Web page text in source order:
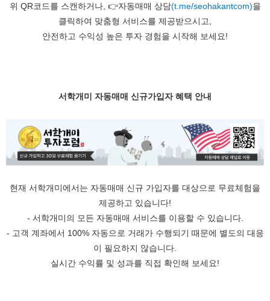
위 QR코드를 스캔하거나, 👉자동매매 상담(t.me/seohakantcom)을
클릭하여 맞춤형 서비스를 제공받으시고,
안전하고 수익성 높은 투자 경험을 시작해 보세요!
서학개미 자동매매 신규가입자 혜택 안내
현재 서학개미에서는 자동매매 신규 가입자를 대상으로 무료체험을
제공하고 있습니다!
- 서학개미의 모든 자동매매 서비스를 이용할 수 있습니다.
- 고객 계좌에서 100% 자동으로 거래가 수행되기 때문에 별도의 대응
이 필요하지 않습니다.
실시간 수익률 및 성과를 직접 확인해 보세요!